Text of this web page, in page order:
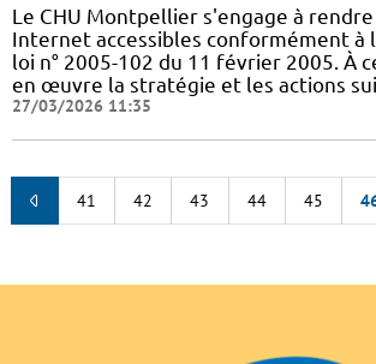
Le CHU Montpellier s'engage à rendre
Internet accessibles conformément à
loi n° 2005-102 du 11 février 2005. À
en œuvre la stratégie et les actions
27/03/2026 11:35
41 42 43 44 45